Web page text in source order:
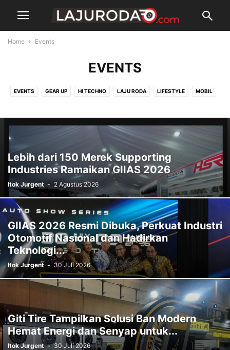
Home Events
EVENTS
EVENTS GEAR UP HI TECHNO LAJU RODA LIFESTYLE MOBIL
Lebih dari 150 Merek Supporting
Industries Ramaikan GIIAS 2026
Itok Jurgent - 2 Agustus 2026
GIIAS 2026 Resmi Dibuka, Perkuat Industri
Otomotif Nasional dan Hadirkan
Teknologi...
Itok Jurgent - 30 Juli 2026
Giti Tire Tampilkan Solusi Ban Modern
Hemat Energi dan Senyap untuk...
Itok Jurgent - 30 Juli 2026